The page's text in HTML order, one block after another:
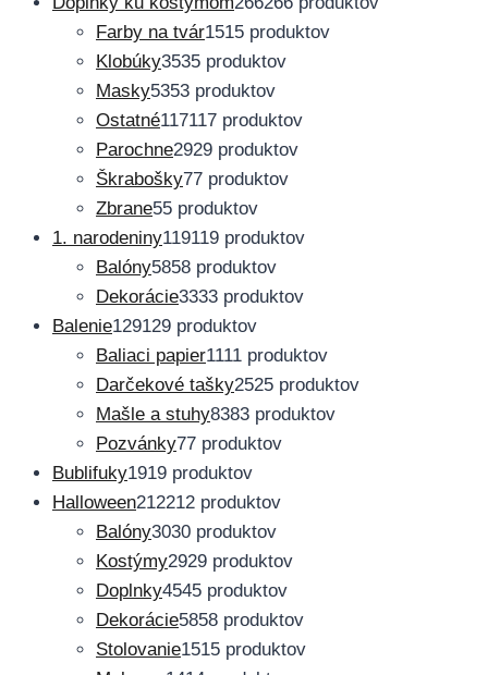
Farby na tvár1515 produktov
Klobúky3535 produktov
Masky5353 produktov
Ostatné117117 produktov
Parochne2929 produktov
Škrabošky77 produktov
Zbrane55 produktov
1. narodeniny119119 produktov
Balóny5858 produktov
Dekorácie3333 produktov
Balenie129129 produktov
Baliaci papier1111 produktov
Darčekové tašky2525 produktov
Mašle a stuhy8383 produktov
Pozvánky77 produktov
Bublifuky1919 produktov
Halloween212212 produktov
Balóny3030 produktov
Kostýmy2929 produktov
Doplnky4545 produktov
Dekorácie5858 produktov
Stolovanie1515 produktov